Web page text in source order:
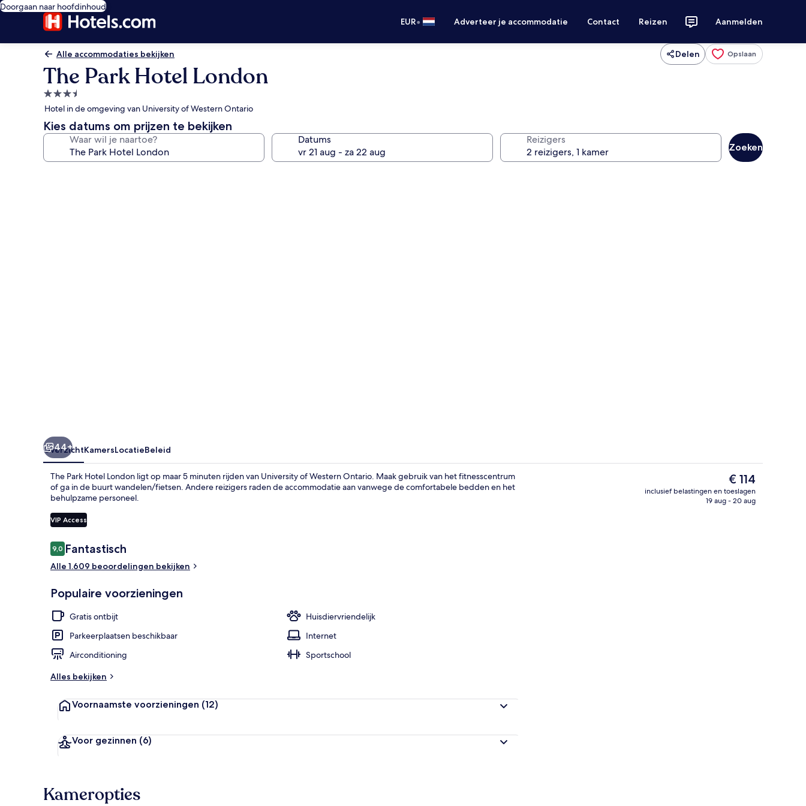
Doorgaan naar hoofdinhoud
EUR• Adverteer je accommodatie Contact Reizen Aanmelden
Alle accommodaties bekijken Delen Opslaan
The Park Hotel London
3.5-
sterrenaccommodatie
Hotel in de omgeving van University of Western Ontario
Kies datums om prijzen te bekijken
Waar wil je naartoe? Datums Reizigers
Zoeken
44+
OverzichtKamersLocatieBeleid
The Park Hotel London ligt op maar 5 minuten rijden van University of Western Ontario. Maak gebruik van het fitnesscentrum
of ga in de buurt wandelen/fietsen. Andere reizigers raden de accommodatie aan vanwege de comfortabele bedden en het
behulpzame personeel.
VIP Access
Beoordelingen
9,09,0 op 10 –
Fantastisch
Alle 1.609 beoordelingen bekijken
Populaire voorzieningen
Gratis ontbijt
Huisdiervriendelijk
Parkeerplaatsen beschikbaar
Internet
Airconditioning
Sportschool
Alles bekijken
Voornaamste voorzieningen (12)
Voor gezinnen (6)
De
huidige
prijs
€ 114
inclusief belastingen en toeslagen
19 aug - 20 aug
Kameropties